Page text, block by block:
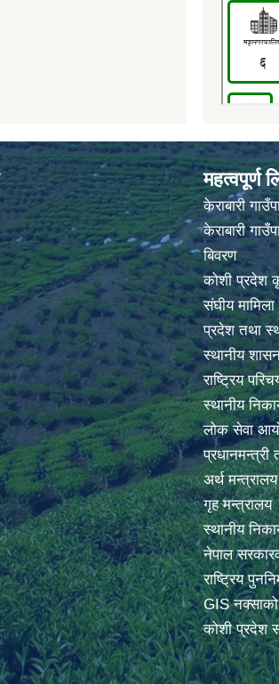
महत्वपूर्ण
केराबारी
केराबारी
बिवरण
कोशी प्रदेश
संघीय
प्रदेश तथा
स्थानीय
राष्ट्रिय
स्थानीय
लोक सेवा
प्रधानमन्त्री
अर्थ मन्त्रालय
गृह मन्त्रालय
स्थानीय
नेपाल
राष्ट्रिय
GIS नक्साको
कोशी प्रदेश